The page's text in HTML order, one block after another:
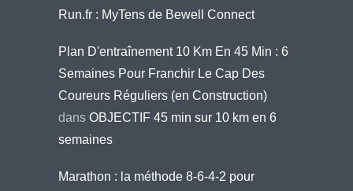
Run.fr : MyTens de Bewell Connect
Plan D'entraînement 10 Km En 45 Min : 6
Semaines Pour Franchir Le Cap Des
Coureurs Réguliers (en Construction)
dans OBJECTIF 45 min sur 10 km en 6
semaines
Marathon : la méthode 8-6-4-2 pour